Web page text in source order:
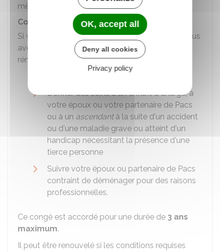
mêmes conditions qu'un fonctionnaire.
Congés pour motif familial
Si vous êtes
employé depuis plus d'un an
, vous
avez droit, à votre demande, à un congé non
rémunéré pour
l'un des motifs suivants
Donner des soins à un enfant à charge, à
votre époux ou votre partenaire de Pacs
ou à un ascendantà la suite d'un accident
ou d'une maladie grave ou atteint d'un
handicap nécessitant la présence d'une
tierce personne
Suivre votre époux ou partenaire de Pacs
contraint de déménager pour des raisons
professionnelles.
Ce congé est accordé pour une durée de 3 ans
maximum.
Il peut être renouvelé si les conditions requises
OK, accept all
Deny all cookies
Privacy policy